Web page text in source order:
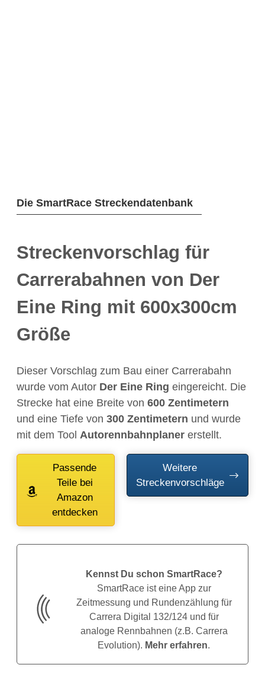
Die SmartRace Streckendatenbank
Streckenvorschlag für
Carrerabahnen von Der
Eine Ring mit 600x300cm
Größe
Dieser Vorschlag zum Bau einer Carrerabahn
wurde vom Autor Der Eine Ring eingereicht. Die
Strecke hat eine Breite von 600 Zentimetern
und eine Tiefe von 300 Zentimetern und wurde
mit dem Tool Autorennbahnplaner erstellt.
Passende
Teile bei
Amazon
entdecken
Weitere
Streckenvorschläge
Kennst Du schon SmartRace?
SmartRace ist eine App zur
Zeitmessung und Rundenzählung für
Carrera Digital 132/124 und für
analoge Rennbahnen (z.B. Carrera
Evolution). Mehr erfahren.